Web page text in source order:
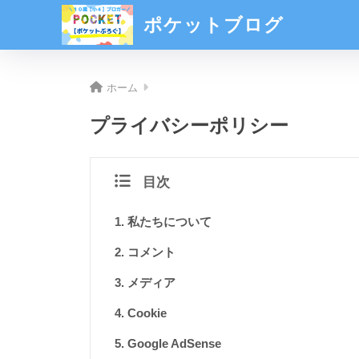
ポケットブログ
ホーム
プライバシーポリシー
目次
私たちについて
コメント
メディア
Cookie
Google AdSense